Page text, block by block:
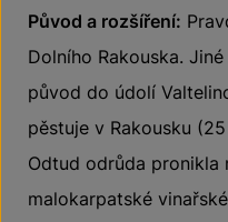
Původ a rozšíření:
Dolního Rakouska.
původ do údolí
pěstuje v Rakousku
Odtud odrůda pronikla
malokarpatské